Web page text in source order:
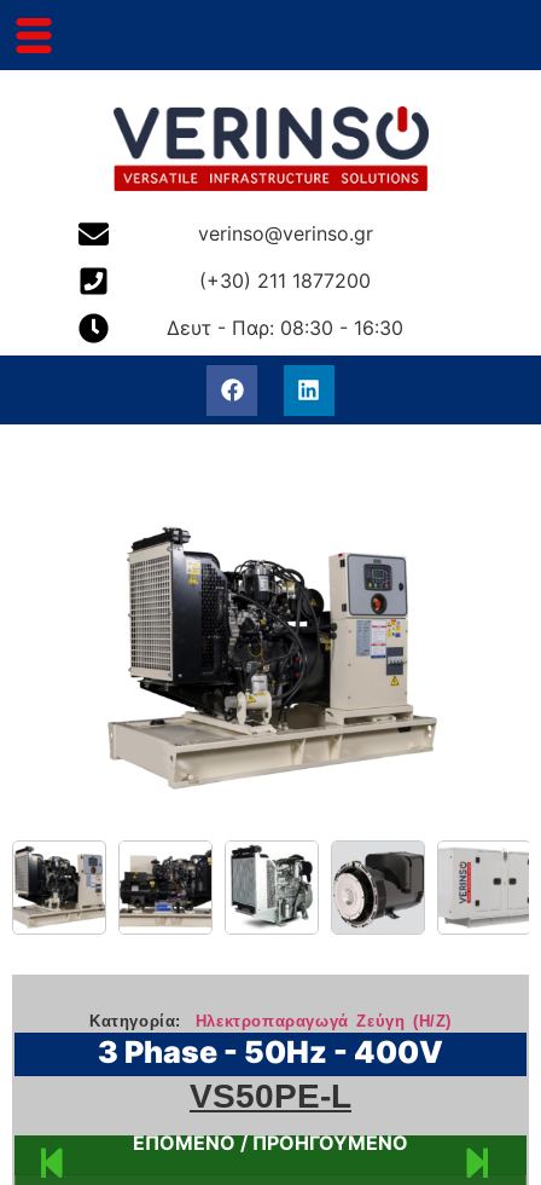
verinso@verinso.gr
(+30) 211 1877200
Δευτ - Παρ: 08:30 - 16:30
Κατηγορία: Ηλεκτροπαραγωγά Ζεύγη (Η/Ζ)
3 Phase - 50Hz - 400V
VS50PE-L
ΕΠΟΜΕΝΟ / ΠΡΟΗΓΟΥΜΕΝΟ